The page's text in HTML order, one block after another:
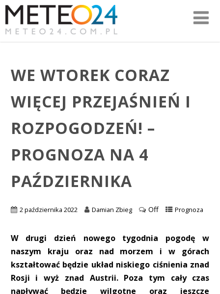
WE WTOREK CORAZ
WIĘCEJ PRZEJAŚNIEŃ I
ROZPOGODZEŃ! –
PROGNOZA NA 4
PAŹDZIERNIKA
2 października 2022 Damian Zbieg Off Prognoza
W drugi dzień nowego tygodnia pogodę w
naszym kraju oraz nad morzem i w górach
kształtować będzie układ niskiego ciśnienia znad
Rosji i wyż znad Austrii. Poza tym cały czas
napływać będzie wilgotne oraz jeszcze